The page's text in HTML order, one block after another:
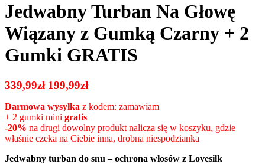
Jedwabny Turban Na Głowę
Wiązany z Gumką Czarny + 2
Gumki GRATIS
339,99zł Pierwotna
wynosiła:
339,99zł.
199,99złAktualna
wynosi:
199,99zł.
Darmowa wysyłka z kodem: zamawiam
+ 2 gumki mini gratis
-20% na drugi dowolny produkt nalicza się w koszyku, gdzie
właśnie czeka na Ciebie inna, drobna niespodzianka
Jedwabny turban do snu – ochrona włosów z Lovesilk